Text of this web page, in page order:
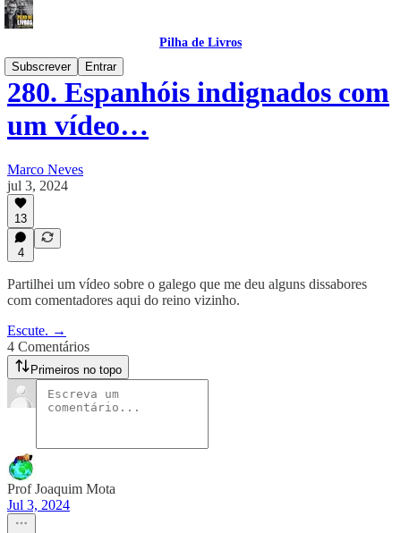
Pilha de Livros
Subscrever
Entrar
280. Espanhóis indignados com
um vídeo…
Marco Neves
jul 3, 2024
13
4
Partilhei um vídeo sobre o galego que me deu alguns dissabores
com comentadores aqui do reino vizinho.
Escute. →
4 Comentários
Primeiros no topo
Prof Joaquim Mota
Jul 3, 2024